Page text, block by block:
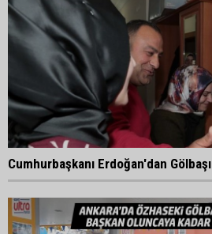
Cumhurbaşkanı Erdoğan'dan